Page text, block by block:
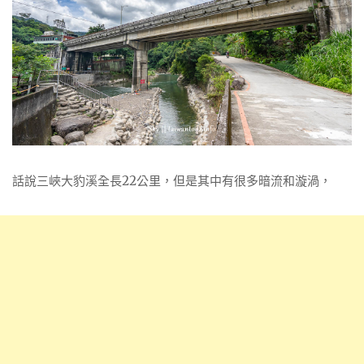
話說三峽大豹溪全長22公里，但是其中有很多暗流和漩渦，